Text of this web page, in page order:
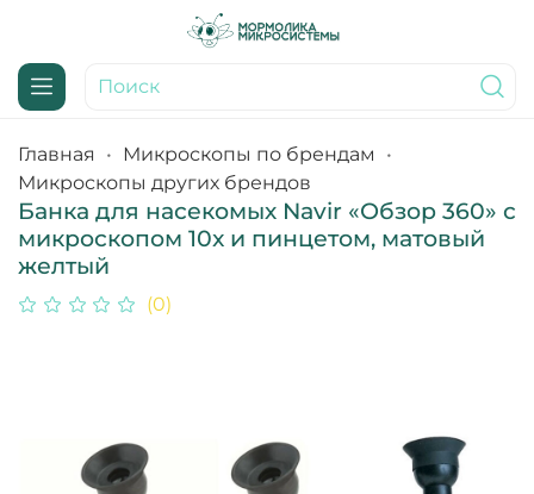
Главная
Микроскопы по брендам
Микроскопы других брендов
Банка для насекомых Navir «Обзор 360» с
микроскопом 10x и пинцетом, матовый
желтый
(0)